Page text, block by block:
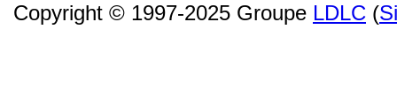
Copyright © 1997-2025 Groupe LDLC (